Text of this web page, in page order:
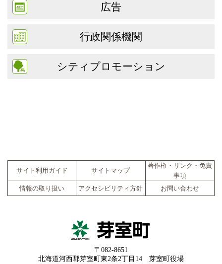
広告
行政関係機関
シティプロモーション
サイト利用ガイド サイトマップ
著作権・リンク・免責
事項
情報の取り扱い
アクセシビリティ方針 お問い合わせ
〒082-8651
北海道河西郡芽室町東2条2丁目14 芽室町役場